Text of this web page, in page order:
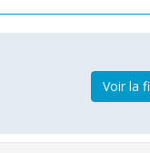
Voir la